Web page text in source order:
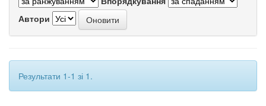
Автори
Результати 1-1 зі 1.